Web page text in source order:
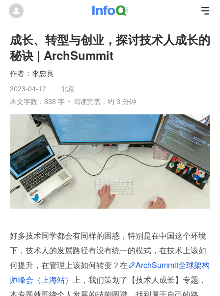
成长、转型与创业，探讨技术人成长的
秘诀 | ArchSummit
李忠良
2023-04-12
北京
本文字数：838 字
阅读完需：约 3 分钟
好多技术同学都会有同样的困惑，特别是在中国这个环境
下，技术人的发展路径有没有统一的模式，在技术上该如
何提升，在管理上该如何转变？在
ArchSummit全球架构
师峰会（上海站） 上，我们策划了【技术人成长】专题，